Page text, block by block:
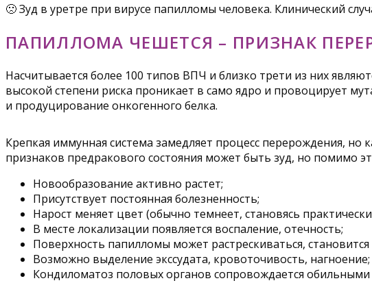
🙁 Зуд в уретре при вирусе папилломы человека. Клинический
ПАПИЛЛОМА ЧЕШЕТСЯ – ПРИЗНАК
Насчитывается более 100 типов ВПЧ и близко трети из них
высокой степени риска проникает в само ядро и провоцирует
и продуцирование онкогенного белка.
Крепкая иммунная система замедляет процесс перерождения, но
признаков предракового состояния может быть зуд, но помимо
Новообразование активно растет;
Присутствует постоянная болезненность;
Нарост меняет цвет (обычно темнеет, становясь
В месте локализации появляется воспаление, отечность;
Поверхность папилломы может растрескиваться,
Возможно выделение экссудата, кровоточивость, нагноение;
Кондиломатоз половых органов сопровождается